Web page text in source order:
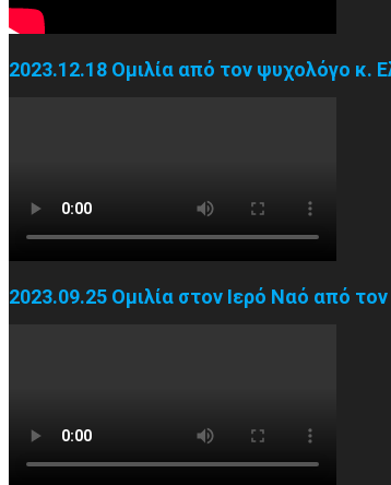
2023.12.18 Ομιλία από τον ψυχολόγο κ.
2023.09.25 Ομιλία στον Ιερό Ναό από